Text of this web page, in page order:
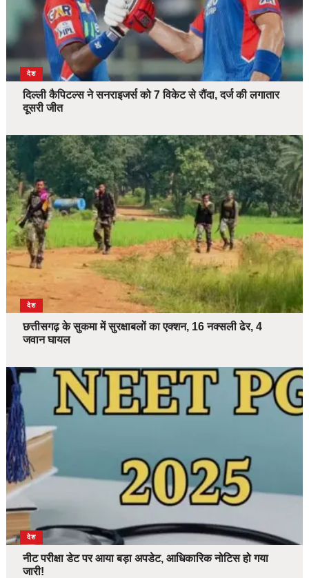
देश
दिल्ली कैपिटल्स ने सनराइजर्स को 7 विकेट से रौंदा, दर्ज की लगातार
दूसरी जीत
देश
छत्तीसगढ़ के सुकमा में सुरक्षाबलों का एक्शन, 16 नक्सली ढेर, 4
जवान घायल
देश
नीट परीक्षा डेट पर आया बड़ा अपडेट, आधिकारिक नोटिस हो गया
जारी!